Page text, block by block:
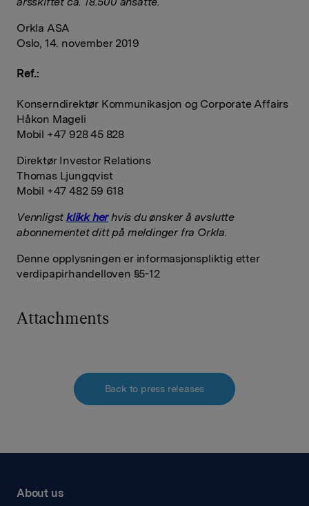
Orkla ASA
Oslo, 14. november 2019
Ref.:
Konserndirektør Kommunikasjon og Corporate Affairs
Håkon Mageli
Mobil +47 928 45 828
Direktør Investor Relations
Thomas Ljungqvist
Mobil +47 482 59 618
Vennligst klikk herhvis du ønsker å avslutte
abonnementet ditt på meldinger fra Orkla.
Denne opplysningen er informasjonspliktig etter
verdipapirhandelloven §5-12
Attachments
Back to press releases
About us